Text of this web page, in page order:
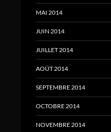
MAI 2014
JUIN 2014
JUILLET 2014
AOÛT 2014
SEPTEMBRE 2014
OCTOBRE 2014
NOVEMBRE 2014